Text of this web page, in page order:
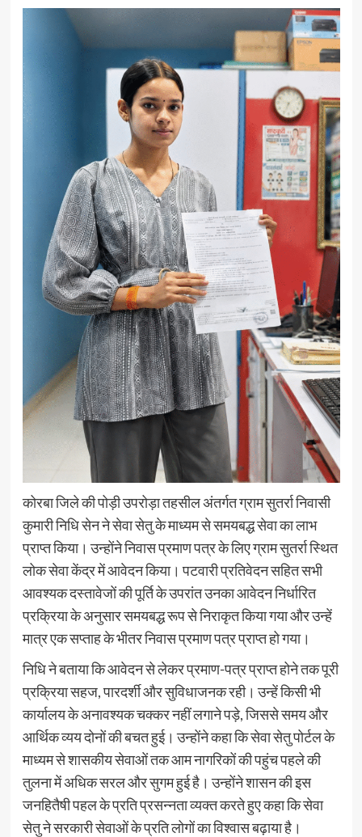
कोरबा जिले की पोड़ी उपरोड़ा तहसील अंतर्गत ग्राम सुतर्रा निवासी
कुमारी निधि सेन ने सेवा सेतु के माध्यम से समयबद्ध सेवा का लाभ
प्राप्त किया। उन्होंने निवास प्रमाण पत्र के लिए ग्राम सुतर्रा स्थित
लोक सेवा केंद्र में आवेदन किया। पटवारी प्रतिवेदन सहित सभी
आवश्यक दस्तावेजों की पूर्ति के उपरांत उनका आवेदन निर्धारित
प्रक्रिया के अनुसार समयबद्ध रूप से निराकृत किया गया और उन्हें
मात्र एक सप्ताह के भीतर निवास प्रमाण पत्र प्राप्त हो गया।
निधि ने बताया कि आवेदन से लेकर प्रमाण-पत्र प्राप्त होने तक पूरी
प्रक्रिया सहज, पारदर्शी और सुविधाजनक रही। उन्हें किसी भी
कार्यालय के अनावश्यक चक्कर नहीं लगाने पड़े, जिससे समय और
आर्थिक व्यय दोनों की बचत हुई। उन्होंने कहा कि सेवा सेतु पोर्टल के
माध्यम से शासकीय सेवाओं तक आम नागरिकों की पहुंच पहले की
तुलना में अधिक सरल और सुगम हुई है। उन्होंने शासन की इस
जनहितैषी पहल के प्रति प्रसन्नता व्यक्त करते हुए कहा कि सेवा
सेतु ने सरकारी सेवाओं के प्रति लोगों का विश्वास बढ़ाया है।